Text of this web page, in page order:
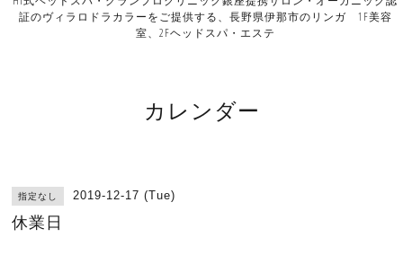
証のヴィラロドラカラーをご提供する、長野県伊那市のリンガ 1F美容
室、2Fヘッドスパ・エステ
カレンダー
指定なし 2019-12-17 (Tue)
休業日